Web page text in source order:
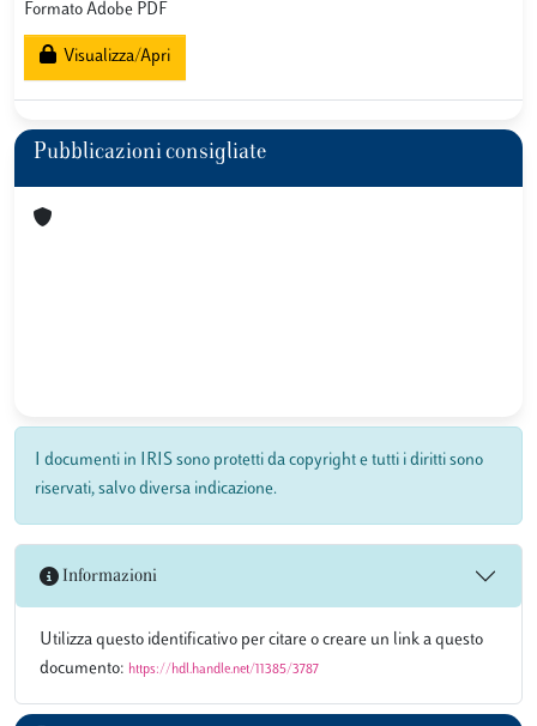
Formato Adobe PDF
Visualizza/Apri
Pubblicazioni consigliate
I documenti in IRIS sono protetti da copyright e tutti i diritti sono
riservati, salvo diversa indicazione.
Informazioni
Utilizza questo identificativo per citare o creare un link a questo
documento: https://hdl.handle.net/11385/3787